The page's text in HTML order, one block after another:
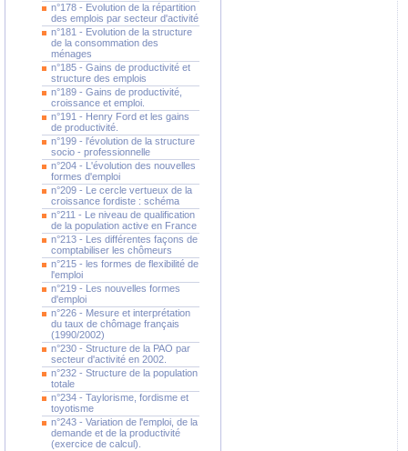
n°178 - Evolution de la répartition
des emplois par secteur d'activité
n°181 - Evolution de la structure
de la consommation des
ménages
n°185 - Gains de productivité et
structure des emplois
n°189 - Gains de productivité,
croissance et emploi.
n°191 - Henry Ford et les gains
de productivité.
n°199 - l'évolution de la structure
socio - professionnelle
n°204 - L'évolution des nouvelles
formes d'emploi
n°209 - Le cercle vertueux de la
croissance fordiste : schéma
n°211 - Le niveau de qualification
de la population active en France
n°213 - Les différentes façons de
comptabiliser les chômeurs
n°215 - les formes de flexibilité de
l'emploi
n°219 - Les nouvelles formes
d'emploi
n°226 - Mesure et interprétation
du taux de chômage français
(1990/2002)
n°230 - Structure de la PAO par
secteur d'activité en 2002.
n°232 - Structure de la population
totale
n°234 - Taylorisme, fordisme et
toyotisme
n°243 - Variation de l'emploi, de la
demande et de la productivité
(exercice de calcul).